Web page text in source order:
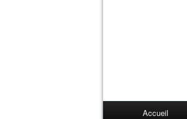
Accueil